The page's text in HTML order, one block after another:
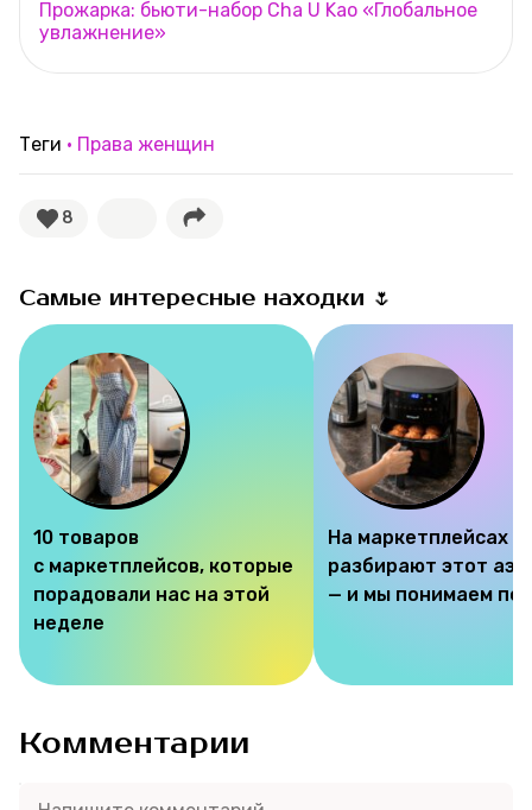
Прожарка: бьюти-набор Cha U Kao «Глобальное
увлажнение»
Теги Права женщин
8
Самые интересные находки 🌷
10 товаров
с маркетплейсов, которые
порадовали нас на этой
неделе
На маркетплейсах
разбирают этот
— и мы понимаем
Комментарии